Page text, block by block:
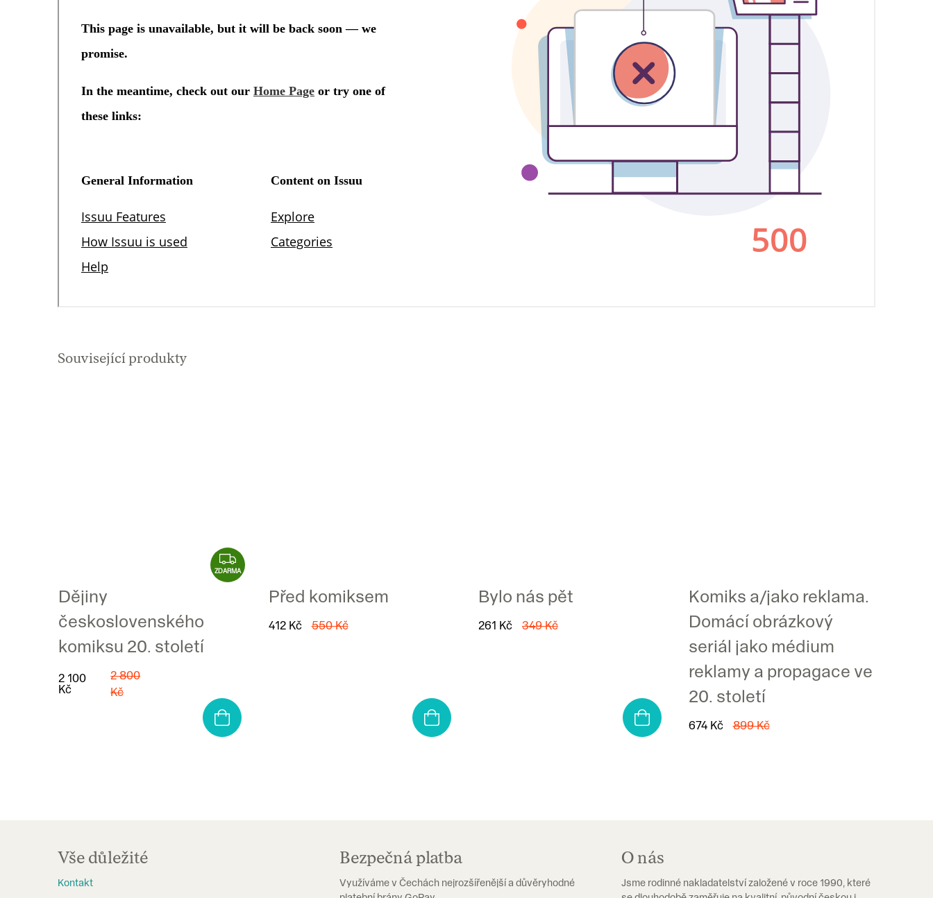
Související produkty
Z
D
ZDARMA
Dějiny
československého
komiksu 20. století
2 100
Kč
2 800
Kč
Před komiksem
412 Kč 550 Kč
Bylo nás pět
261 Kč 349 Kč
Komiks a/jako reklama.
Domácí obrázkový
seriál jako médium
reklamy a propagace ve
20. století
674 Kč 899 Kč
Vše důležité
Kontakt
Bezpečná platba
Využíváme v Čechách nejrozšířenější a důvěryhodné
O nás
Jsme rodinné nakladatelství založené v roce 1990, které